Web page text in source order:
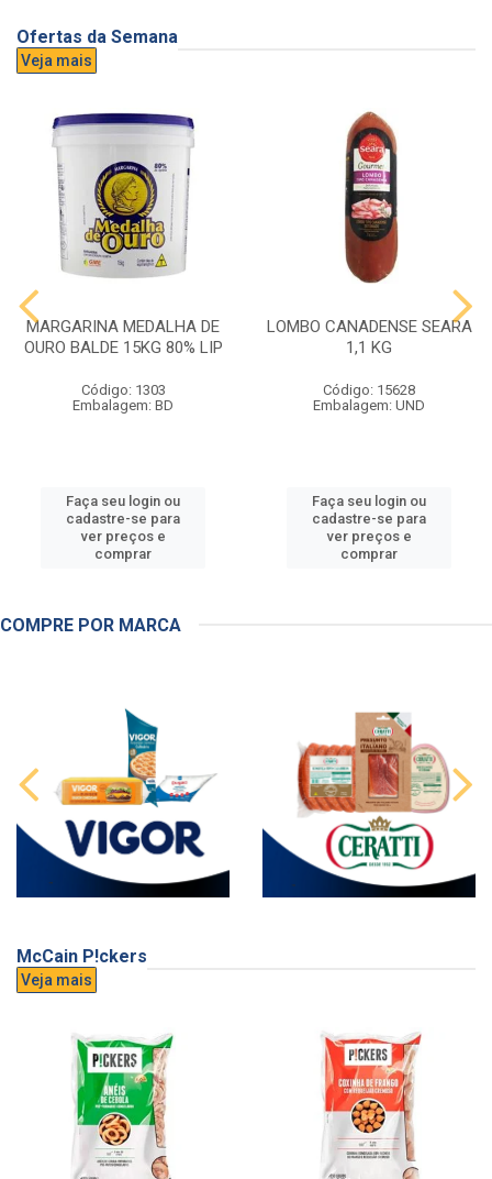
Ofertas da Semana
Veja mais
MARGARINA MEDALHA DE
OURO BALDE 15KG 80% LIP
Código: 1303
Embalagem: BD
Faça seu login ou
cadastre-se para
ver preços e
comprar
LOMBO CANADENSE SEARA
1,1 KG
Código: 15628
Embalagem: UND
Faça seu login ou
cadastre-se para
ver preços e
comprar
COMPRE POR MARCA
McCain P!ckers
Veja mais